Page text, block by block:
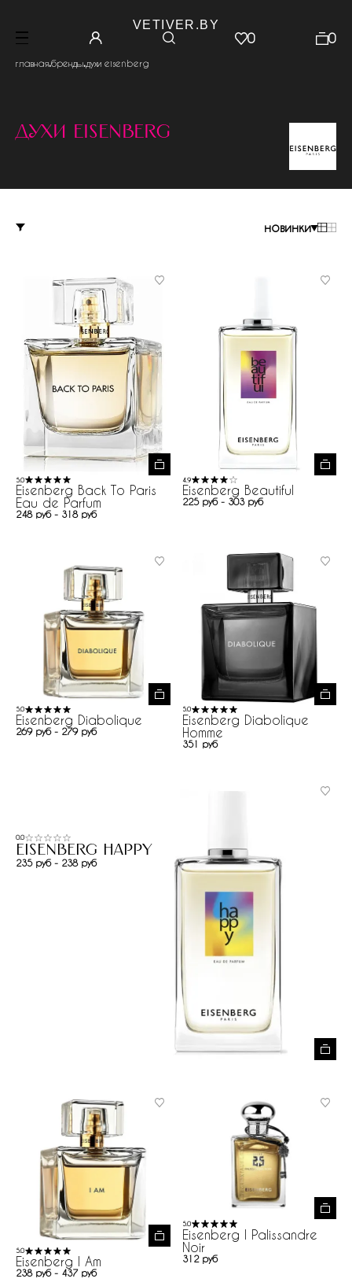
VETIVER.BY
0 0
главная.бренды.духи eisenberg
духи eisenberg
новинки
5.0
Eisenberg Back To Paris
Eau de Parfum
248 руб - 318 руб
4.9
Eisenberg Beautiful
225 руб - 303 руб
5.0
Eisenberg Diabolique
269 руб - 279 руб
5.0
Eisenberg Diabolique
Homme
351 руб
0.0
Eisenberg Happy
235 руб - 238 руб
5.0
Eisenberg I Am
238 руб - 437 руб
5.0
Eisenberg I Palissandre
Noir
312 руб